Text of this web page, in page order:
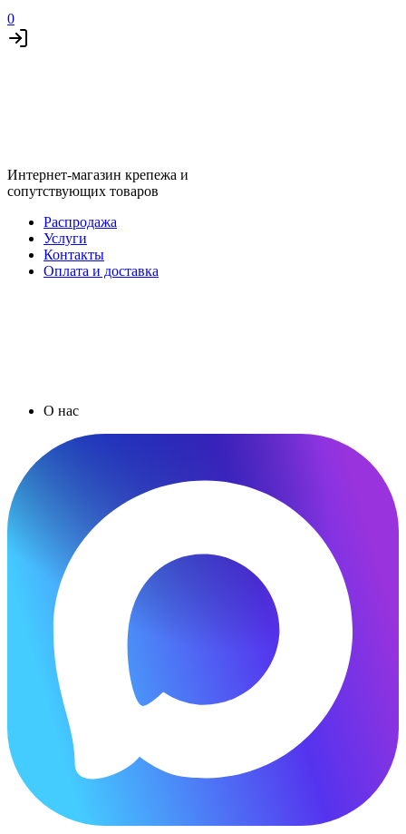
0
Интернет-магазин крепежа и
сопутствующих товаров
Распродажа
Услуги
Контакты
Оплата и доставка
О нас